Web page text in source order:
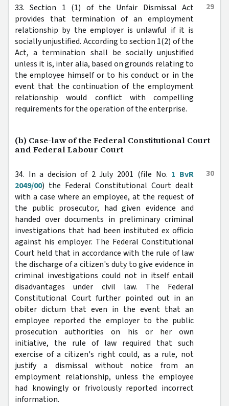
29
33. Section 1 (1) of the Unfair Dismissal Act
provides that termination of an employment
relationship by the employer is unlawful if it is
socially unjustified. According to section 1(2) of the
Act, a termination shall be socially unjustified
unless it is, inter alia, based on grounds relating to
the employee himself or to his conduct or in the
event that the continuation of the employment
relationship would conflict with compelling
requirements for the operation of the enterprise.
(b) Case-law of the Federal Constitutional Court
and Federal Labour Court
30
34. In a decision of 2 July 2001 (file No. 1 BvR
2049/00) the Federal Constitutional Court dealt
with a case where an employee, at the request of
the public prosecutor, had given evidence and
handed over documents in preliminary criminal
investigations that had been instituted ex officio
against his employer. The Federal Constitutional
Court held that in accordance with the rule of law
the discharge of a citizen's duty to give evidence in
criminal investigations could not in itself entail
disadvantages under civil law. The Federal
Constitutional Court further pointed out in an
obiter dictum that even in the event that an
employee reported the employer to the public
prosecution authorities on his or her own
initiative, the rule of law required that such
exercise of a citizen's right could, as a rule, not
justify a dismissal without notice from an
employment relationship, unless the employee
had knowingly or frivolously reported incorrect
information.